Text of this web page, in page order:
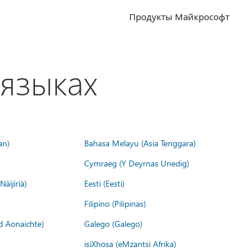
Продукты Майкрософт
Bahasa Melayu (Asia Tenggara)
Cymraeg (Y Deyrnas Unedig)
Eesti (Eesti)
Filipino (Pilipinas)
Aonaichte)
Galego (Galego)
isiXhosa (eMzantsi Afrika)